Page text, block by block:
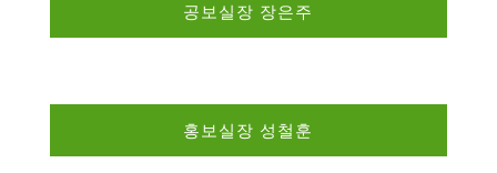
공보실장 장은주
홍보실장 성철훈